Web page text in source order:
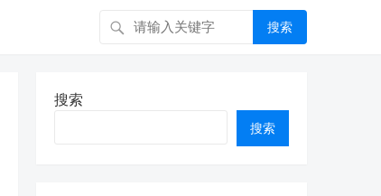
搜索
搜索
搜索